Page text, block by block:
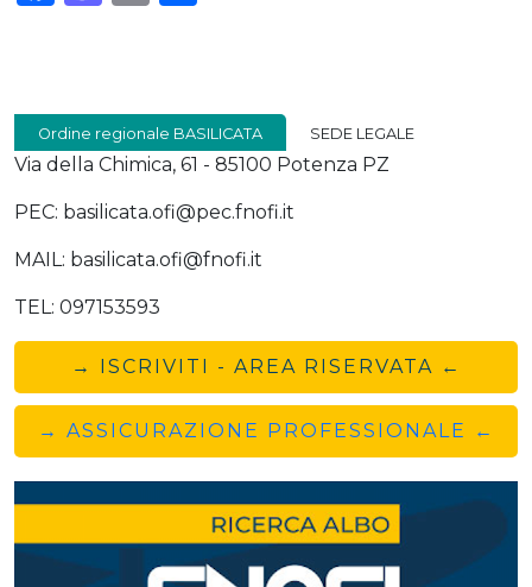
Ordine regionale BASILICATA SEDE LEGALE
Via della Chimica, 61 - 85100 Potenza PZ
PEC: basilicata.ofi@pec.fnofi.it
MAIL: basilicata.ofi@fnofi.it
TEL: 097153593
→ ISCRIVITI - AREA RISERVATA ←
→ ASSICURAZIONE PROFESSIONALE ←